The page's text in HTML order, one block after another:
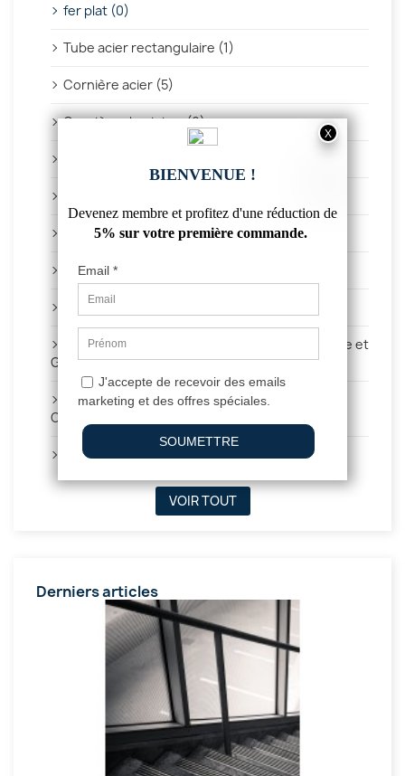
fer plat (0)
Tube acier rectangulaire (1)
Cornière acier (5)
Cornière aluminium (0)
fer plat inox (0)
Focus sur l'Acier (15)
Comparatifs et Guides d'Achat (15)
Focus sur l'Aluminium : Projets DIY, Architecture et
Guides Pratiques (4)
Focus sur l'Inox : Propriétés, Projets DIY et
Conseils d'Entretien (2)
Utilisations des caillebotis métalliques (5)
VOIR TOUT
Derniers articles